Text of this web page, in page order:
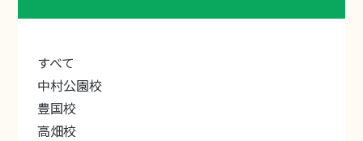
すべて
中村公園校
豊国校
高畑校